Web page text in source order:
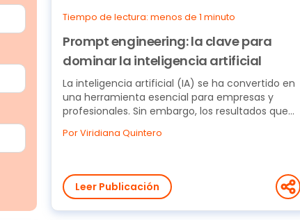
Tiempo de lectura: menos de 1 minuto
Prompt engineering: la clave para
dominar la inteligencia artificial
La inteligencia artificial (IA) se ha convertido en
una herramienta esencial para empresas y
profesionales. Sin embargo, los resultados que
Por Viridiana Quintero
Leer Publicación